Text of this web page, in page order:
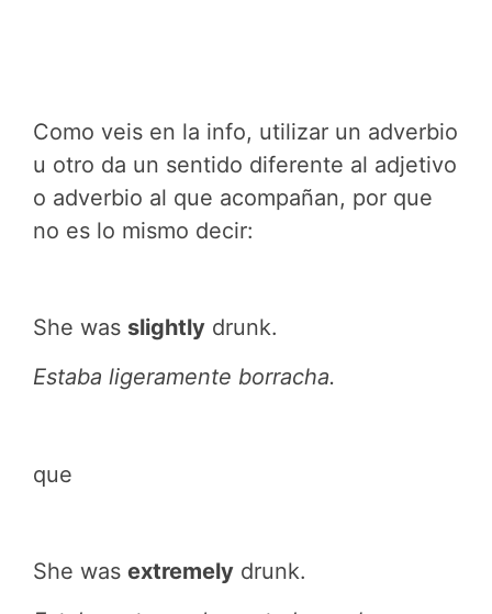
Como veis en la info, utilizar un adverbio
u otro da un sentido diferente al adjetivo
o adverbio al que acompañan, por que
no es lo mismo decir:
She was slightly drunk.
Estaba ligeramente borracha.
que
She was extremely drunk.